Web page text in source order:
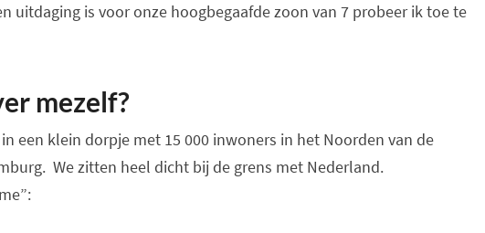
uitdaging is voor onze hoogbegaafde zoon van 7 probeer ik toe te
mezelf?
een klein dorpje met 15 000 inwoners in het Noorden van de
We zitten heel dicht bij de grens met Nederland.